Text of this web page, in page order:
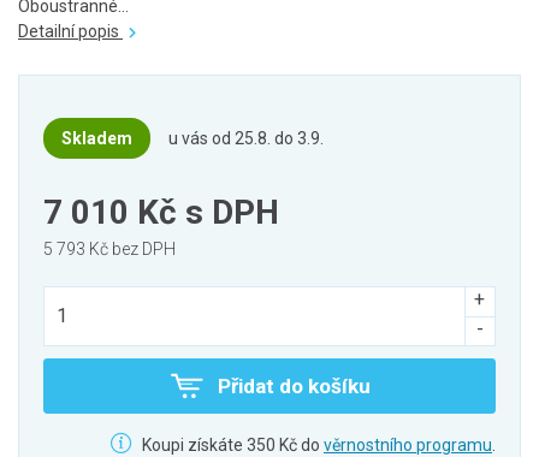
Oboustranné...
Detailní popis
Skladem u vás od 25.8. do 3.9.
7 010 Kč s DPH
5 793 Kč bez DPH
Přidat do košíku
Koupi získáte 350 Kč do věrnostního programu.